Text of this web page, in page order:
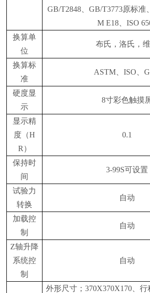
GB/T2848、 GB/T3773原标准、
M E18 、ISO
换算单
位
布氏，洛氏，
换算标
准
ASTM 、ISO 、
硬度显
示
8寸彩色触摸
显示精
度（H
R ）
0.1
保持时
间
3-99S可设置
试验力
转换
自动
加载控
制
自动
Z轴升降
系统控
制
自动
外形尺寸；370X370X170 、行